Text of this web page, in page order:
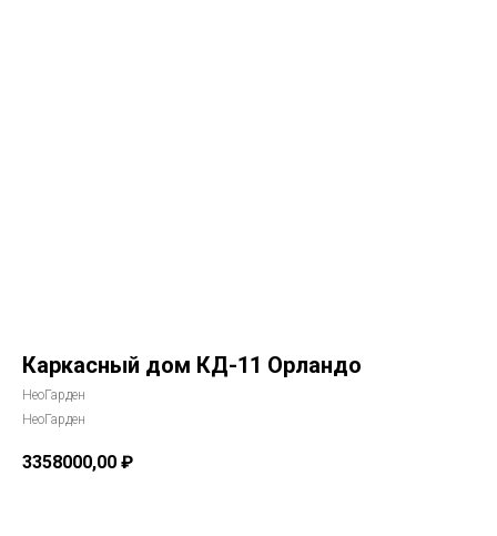
Каркасный дом КД-11 Орландо
НеоГарден
НеоГарден
3358000,00 ₽